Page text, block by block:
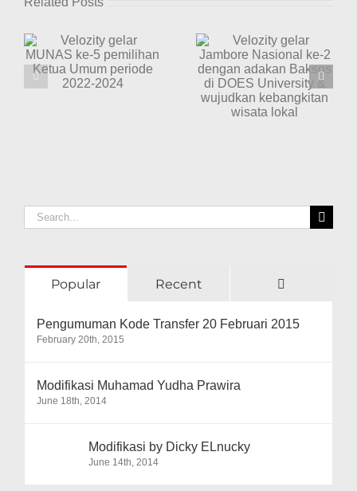
Periode
Tanggal
2017
Dumai,
&
Jambore
Nasional ke-2
dengan adakan
Velozity berbagi
kasih Natal
bersama adik-
adik Panti
Asuhan Bakti
Mulia Manado
Search
for:
Popular Recent
Pengumuman Kode Transfer 20 Februari 2015
February 20th, 2015
Modifikasi Muhamad Yudha Prawira
June 18th, 2014
Modifikasi by Dicky ELnucky
June 14th, 2014